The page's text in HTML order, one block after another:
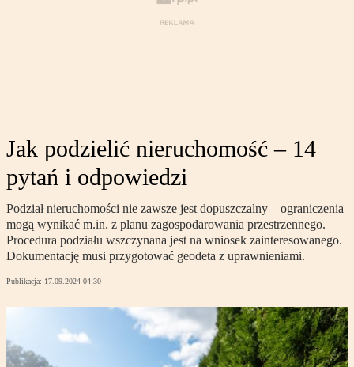
Jak podzielić nieruchomość – 14
pytań i odpowiedzi
Podział nieruchomości nie zawsze jest dopuszczalny – ograniczenia
mogą wynikać m.in. z planu zagospodarowania przestrzennego.
Procedura podziału wszczynana jest na wniosek zainteresowanego.
Dokumentację musi przygotować geodeta z uprawnieniami.
Publikacja: 17.09.2024 04:30